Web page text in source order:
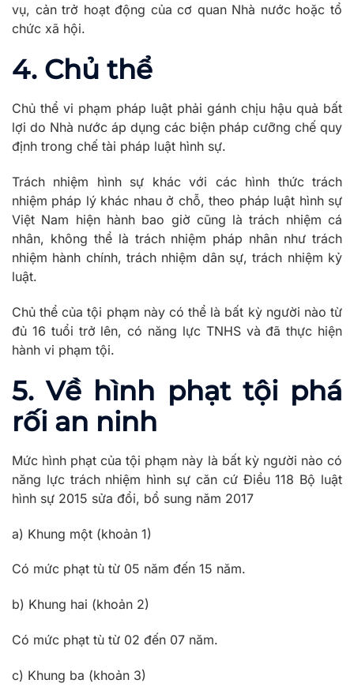
vụ, cản trở hoạt động của cơ quan Nhà nước hoặc tổ
chức xã hội.
4. Chủ thể
Chủ thể vi phạm pháp luật phải gánh chịu hậu quả bất
lợi do Nhà nước áp dụng các biện pháp cưỡng chế quy
định trong chế tài pháp luật hình sự.
Trách nhiệm hình sự khác với các hình thức trách
nhiệm pháp lý khác nhau ở chỗ, theo pháp luật hình sự
Việt Nam hiện hành bao giờ cũng là trách nhiệm cá
nhân, không thể là trách nhiệm pháp nhân như trách
nhiệm hành chính, trách nhiệm dân sự, trách nhiệm kỷ
luật.
Chủ thể của tội phạm này có thể là bất kỳ người nào từ
đủ 16 tuổi trở lên, có năng lực TNHS và đã thực hiện
hành vi phạm tội.
5. Về hình phạt tội phá
rối an ninh
Mức hình phạt của tội phạm này là bất kỳ người nào có
năng lực trách nhiệm hình sự căn cứ Điều 118 Bộ luật
hình sự 2015 sửa đổi, bổ sung năm 2017
a) Khung một (khoản 1)
Có mức phạt tù từ 05 năm đến 15 năm.
b) Khung hai (khoản 2)
Có mức phạt tù từ 02 đến 07 năm.
c) Khung ba (khoản 3)